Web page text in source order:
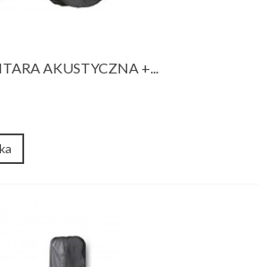
AKUSTYCZNA +...